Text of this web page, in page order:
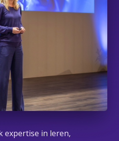
expertise in leren,